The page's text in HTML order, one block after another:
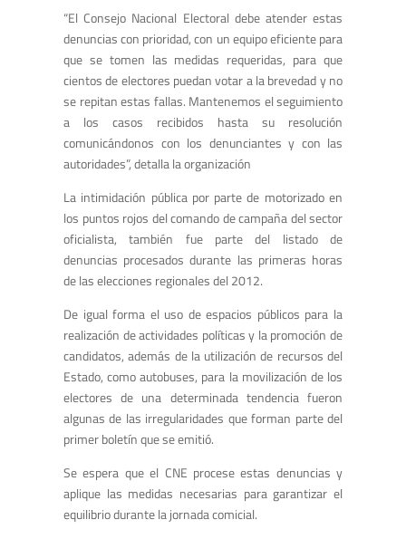
“El Consejo Nacional Electoral debe atender estas
denuncias con prioridad, con un equipo eficiente para
que se tomen las medidas requeridas, para que
cientos de electores puedan votar a la brevedad y no
se repitan estas fallas. Mantenemos el seguimiento
a los casos recibidos hasta su resolución
comunicándonos con los denunciantes y con las
autoridades”, detalla la organización
La intimidación pública por parte de motorizado en
los puntos rojos del comando de campaña del sector
oficialista, también fue parte del listado de
denuncias procesados durante las primeras horas
de las elecciones regionales del 2012.
De igual forma el uso de espacios públicos para la
realización de actividades políticas y la promoción de
candidatos, además de la utilización de recursos del
Estado, como autobuses, para la movilización de los
electores de una determinada tendencia fueron
algunas de las irregularidades que forman parte del
primer boletín que se emitió.
Se espera que el CNE procese estas denuncias y
aplique las medidas necesarias para garantizar el
equilibrio durante la jornada comicial.